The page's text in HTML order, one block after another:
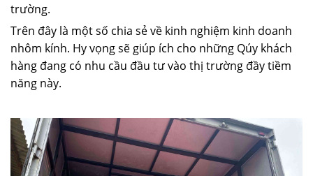
trường.
Trên đây là một số chia sẻ về kinh nghiệm kinh doanh
nhôm kính. Hy vọng sẽ giúp ích cho những Qúy khách
hàng đang có nhu cầu đầu tư vào thị trường đầy tiềm
năng này.